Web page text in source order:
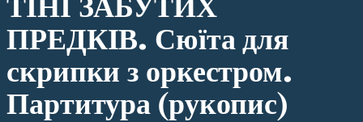
ПРЕДКІВ. Сюїта для
скрипки з оркестром.
Партитура (рукопис)